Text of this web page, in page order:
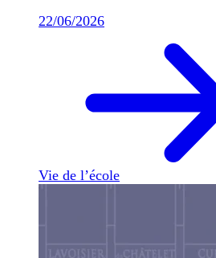
22/06/2026
Vie de l’école